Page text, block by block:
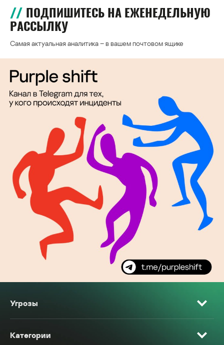
ПОДПИШИТЕСЬ НА ЕЖЕНЕДЕЛЬНУЮ
РАССЫЛКУ
Самая актуальная аналитика – в вашем почтовом ящике
Угрозы
Категории